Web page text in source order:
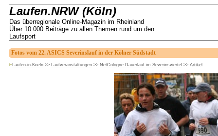
Laufen.NRW (Köln)
Das überregionale Online-Magazin im Rheinland
Über 10.000 Beiträge zu allen Themen rund um den
Laufsport
Fotos vom 22. ASICS Severinslauf in der Kölner Südstadt
Laufen-in-Koeln >> Laufveranstaltungen >> NetCologne Dauerlauf im Severinsviertel >> Artikel